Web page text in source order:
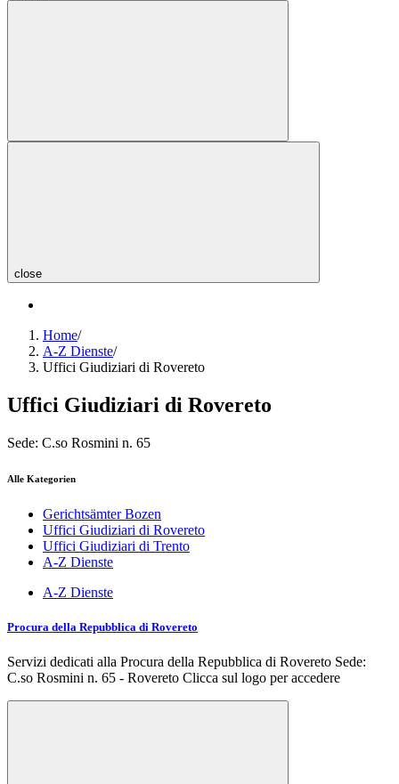
close
Home/
A-Z Dienste/
Uffici Giudiziari di Rovereto
Uffici Giudiziari di Rovereto
Sede: C.so Rosmini n. 65
Alle Kategorien
Gerichtsämter Bozen
Uffici Giudiziari di Rovereto
Uffici Giudiziari di Trento
A-Z Dienste
A-Z Dienste
Procura della Repubblica di Rovereto
Servizi dedicati alla Procura della Repubblica di Rovereto Sede:
C.so Rosmini n. 65 - Rovereto Clicca sul logo per accedere